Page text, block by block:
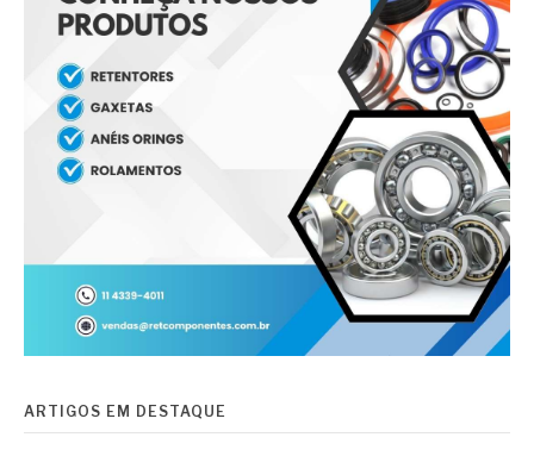
ARTIGOS EM DESTAQUE